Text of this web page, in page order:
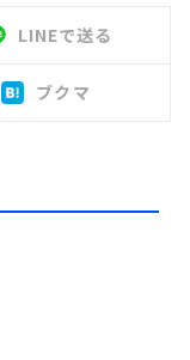
LINEで送る
ブクマ